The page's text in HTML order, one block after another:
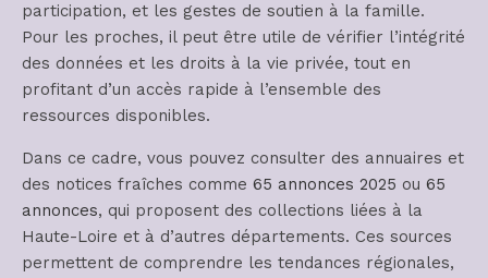
participation, et les gestes de soutien à la famille.
Pour les proches, il peut être utile de vérifier l’intégrité
des données et les droits à la vie privée, tout en
profitant d’un accès rapide à l’ensemble des
ressources disponibles.
Dans ce cadre, vous pouvez consulter des annuaires et
des notices fraîches comme 65 annonces 2025 ou 65
annonces, qui proposent des collections liées à la
Haute-Loire et à d’autres départements. Ces sources
permettent de comprendre les tendances régionales,